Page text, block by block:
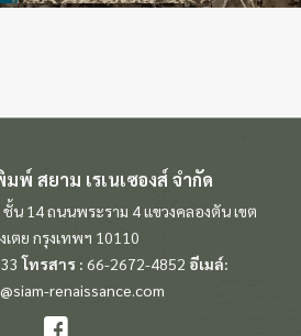
พ์ สยาม เรเนเซองส์ จำกัด
น 14 ถนนพระราม 4 แขวงคลองตัน เขต
เตย กรุงเทพฯ 10110
โทรสาร : 66-2672-4852 อีเมล์:
renaissance.com